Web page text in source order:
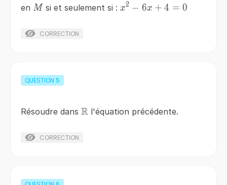
en M
M si et seulement si :x^{2}-6x+4=0
x2 − 6x + 4 = 0
CORRECTION
QUESTION 5
Résoudre dans \mathbb{R}
R l'équation précédente.
CORRECTION